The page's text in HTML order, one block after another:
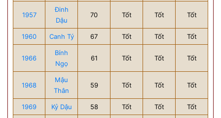
1957
Đinh
Dậu
70 Tốt Tốt Tốt
1960 Canh Tý 67 Tốt Tốt Tốt
1966
Bính
Ngọ
61 Tốt Tốt Tốt
1968
Mậu
Thân
59 Tốt Tốt Tốt
1969 Kỷ Dậu 58 Tốt Tốt Tốt